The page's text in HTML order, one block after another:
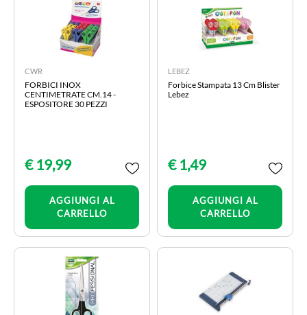
CWR
FORBICI INOX
CENTIMETRATE CM.14 -
ESPOSITORE 30 PEZZI
€ 19,99
AGGIUNGI AL
CARRELLO
LEBEZ
Forbice Stampata 13 Cm Blister
Lebez
€ 1,49
AGGIUNGI AL
CARRELLO